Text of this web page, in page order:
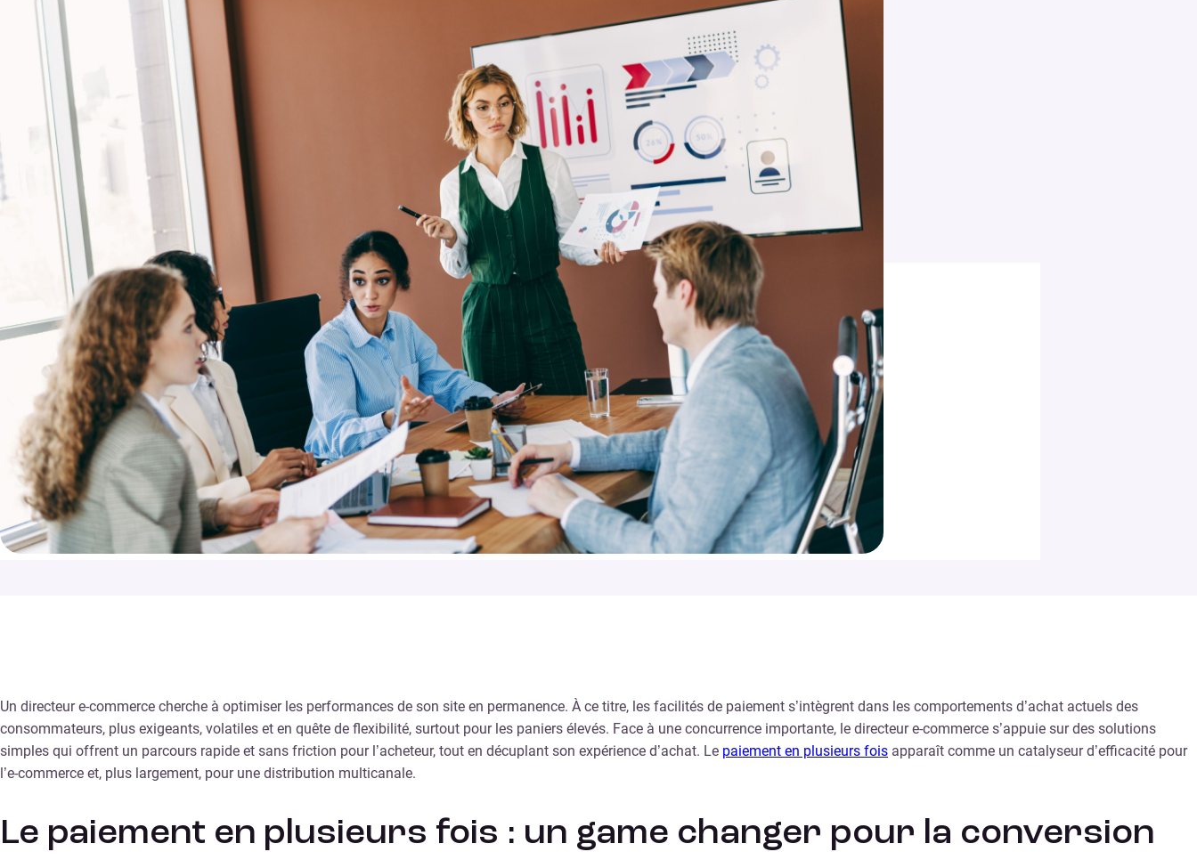
Un directeur e-commerce cherche à optimiser les performances de son site en permanence. À ce titre, les facilités de paiement s’intègrent dans les comportements d’achat actuels des
consommateurs, plus exigeants, volatiles et en quête de flexibilité, surtout pour les paniers élevés. Face à une concurrence importante, le directeur e-commerce s’appuie sur des solutions
simples qui offrent un parcours rapide et sans friction pour l’acheteur, tout en décuplant son expérience d’achat. Le paiement en plusieurs fois apparaît comme un catalyseur d’efficacité pour
l’e-commerce et, plus largement, pour une distribution multicanale.
Le paiement en plusieurs fois : un game changer pour la conversion